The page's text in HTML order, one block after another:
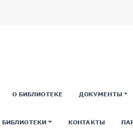
О БИБЛИОТЕКЕ ДОКУМЕНТЫ
КОНТАКТЫ